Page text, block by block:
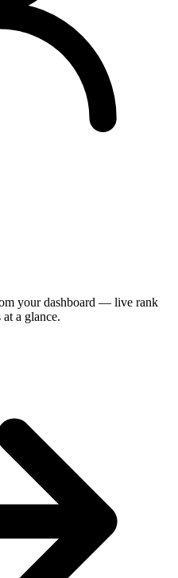
your dashboard — live rank
at a glance.